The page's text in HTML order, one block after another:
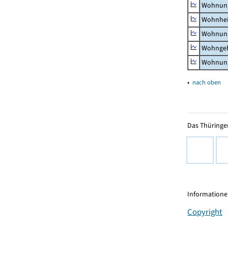
▴ nach oben
Das
Copyright